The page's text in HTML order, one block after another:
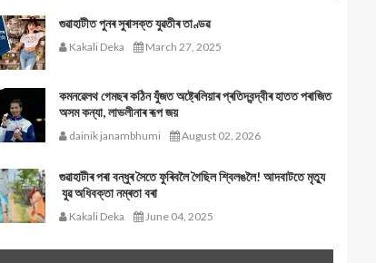
গুৱাহাটীত পুনৰ সুৰাসক্ত যুৱতীৰ তাণ্ডৱ
Kakali Deka March 27, 2025
কমনৱেলথ গেমছৰ কঠিন যুঁজত অষ্ট্ৰেলিয়াৰ প্ৰতিদ্বন্দ্বীৰ হাতত পৰাজিত
অসম কন্যা, লাভলীনাৰ ৰূপ জয়
dainik janambhumi August 02, 2026
গুৱাহাটীৰ পৰা বন্ধুৰ সৈতে ফুৰিবলৈ গৈছিল শ্বিলঙলৈ! আদবাটতে মৃত্যু
যুৱ অধিবক্তা নম্ৰতা বৰা
Kakali Deka June 04, 2025